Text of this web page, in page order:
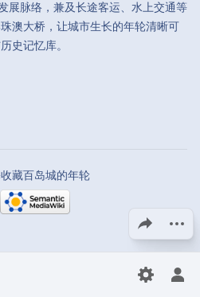
单 切换首选
打
分享此页面
展脉络，兼及长途客运、水上交通等
澳大桥，让城市生长的年轮清晰可
史记忆库。
藏百岛城的年轮